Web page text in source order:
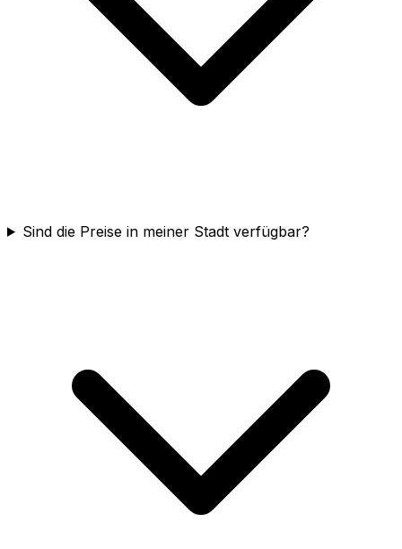
Sind die Preise in meiner Stadt verfügbar?